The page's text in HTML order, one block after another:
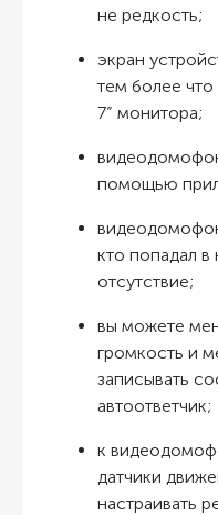
не редкость;
экран
тем более
7” монитора;
помощью
кто попадал
отсутствие;
вы можете
громкость и
записывать
автоответчик;
к
датчики
настраивать